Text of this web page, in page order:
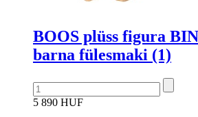
BOOS plüss figura
barna fülesmaki (1)
5 890 HUF